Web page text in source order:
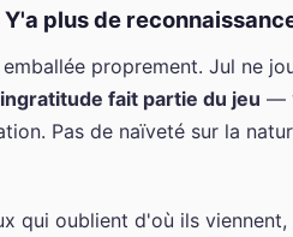
plus de
proprement. Jul ne
fait partie du jeu —
Pas de naïveté sur la
qui oublient d'où ils